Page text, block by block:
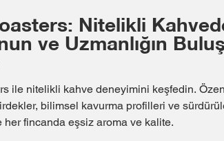
Nitelikli
ve Uzmanlığın
ile nitelikli kahve deneyimini keşfedin.
bilimsel kavurma profilleri ve
her fincanda eşsiz aroma ve kalite.